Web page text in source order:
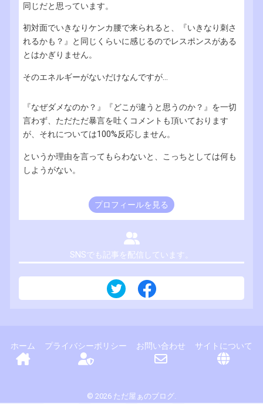
同じだと思っています。
初対面でいきなりケンカ腰で来られると、『いきなり刺さ
れるかも？』と同じくらいに感じるのでレスポンスがある
とはかぎりません。
そのエネルギーがないだけなんですが...
『なぜダメなのか？』『どこが違うと思うのか？』を一切
言わず、ただただ暴言を吐くコメントも頂いております
が、それについては100%反応しません。
というか理由を言ってもらわないと、こっちとしては何も
しようがない。
プロフィールを見る
SNSでも記事を配信しています。
ホーム プライバシーポリシー お問い合わせ サイトについて
© 2026 ただ屋ぁのブログ.